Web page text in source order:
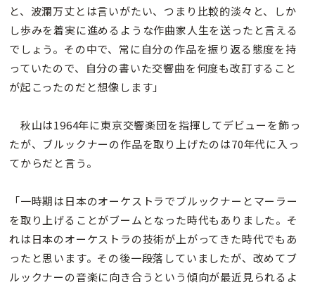
と、波瀾万丈とは言いがたい、つまり比較的淡々と、しか
し歩みを着実に進めるような作曲家人生を送ったと言える
でしょう。その中で、常に自分の作品を振り返る態度を持
っていたので、自分の書いた交響曲を何度も改訂すること
が起こったのだと想像します」
秋山は1964年に東京交響楽団を指揮してデビューを飾っ
たが、ブルックナーの作品を取り上げたのは70年代に入っ
てからだと言う。
「一時期は日本のオーケストラでブルックナーとマーラー
を取り上げることがブームとなった時代もありました。そ
れは日本のオーケストラの技術が上がってきた時代でもあ
ったと思います。その後一段落していましたが、改めてブ
ルックナーの音楽に向き合うという傾向が最近見られるよ